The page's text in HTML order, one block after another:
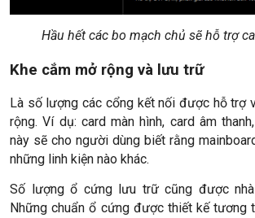
Hầu hết các bo mạch chủ sẽ hỗ trợ
Khe cắm mở rộng và lưu trữ
Là số lượng các cổng kết nối được hỗ trợ
rộng. Ví dụ: card màn hình, card âm
này sẽ cho người dùng biết rằng
những linh kiện nào khác.
Số lượng ổ cứng lưu trữ cũng được
Những chuẩn ổ cứng được thiết kế tương